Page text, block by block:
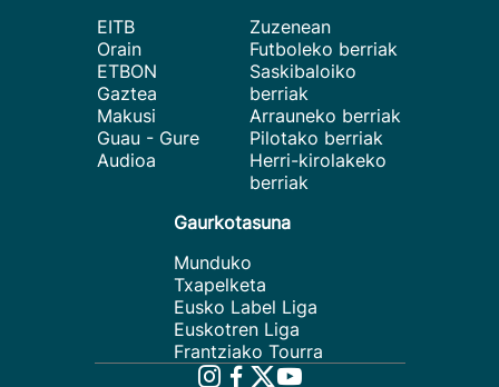
EITB
Orain
ETBON
Gaztea
Makusi
Guau - Gure
Audioa
Zuzenean
Futboleko berriak
Saskibaloiko
berriak
Arrauneko berriak
Pilotako berriak
Herri-kirolakeko
berriak
Gaurkotasuna
Munduko
Txapelketa
Eusko Label Liga
Euskotren Liga
Frantziako Tourra